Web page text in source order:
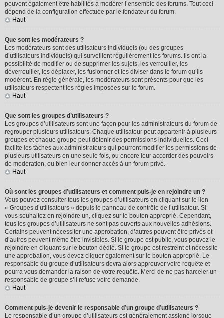
peuvent également être habilités à modérer l’ensemble des forums. Tout ceci
dépend de la configuration effectuée par le fondateur du forum.
Haut
Que sont les modérateurs ?
Les modérateurs sont des utilisateurs individuels (ou des groupes
d’utilisateurs individuels) qui surveillent régulièrement les forums. Ils ont la
possibilité de modifier ou de supprimer les sujets, les verrouiller, les
déverrouiller, les déplacer, les fusionner et les diviser dans le forum qu’ils
modèrent. En règle générale, les modérateurs sont présents pour que les
utilisateurs respectent les règles imposées sur le forum.
Haut
Que sont les groupes d’utilisateurs ?
Les groupes d’utilisateurs sont une façon pour les administrateurs du forum de
regrouper plusieurs utilisateurs. Chaque utilisateur peut appartenir à plusieurs
groupes et chaque groupe peut détenir des permissions individuelles. Ceci
facilite les tâches aux administrateurs qui pourront modifier les permissions de
plusieurs utilisateurs en une seule fois, ou encore leur accorder des pouvoirs
de modération, ou bien leur donner accès à un forum privé.
Haut
Où sont les groupes d’utilisateurs et comment puis-je en rejoindre un ?
Vous pouvez consulter tous les groupes d’utilisateurs en cliquant sur le lien
« Groupes d’utilisateurs » depuis le panneau de contrôle de l’utilisateur. Si
vous souhaitez en rejoindre un, cliquez sur le bouton approprié. Cependant,
tous les groupes d’utilisateurs ne sont pas ouverts aux nouvelles adhésions.
Certains peuvent nécessiter une approbation, d’autres peuvent être privés et
d’autres peuvent même être invisibles. Si le groupe est public, vous pouvez le
rejoindre en cliquant sur le bouton dédié. Si le groupe est restreint et nécessite
une approbation, vous devez cliquer également sur le bouton approprié. Le
responsable du groupe d’utilisateurs devra alors approuver votre requête et
pourra vous demander la raison de votre requête. Merci de ne pas harceler un
responsable de groupe s’il refuse votre demande.
Haut
Comment puis-je devenir le responsable d’un groupe d’utilisateurs ?
Le responsable d’un groupe d’utilisateurs est généralement assigné lorsque